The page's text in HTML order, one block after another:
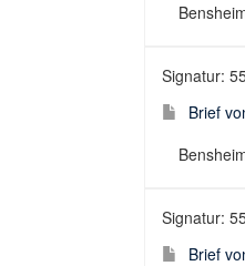
Signatur:
Brief
Signatur:
Brief